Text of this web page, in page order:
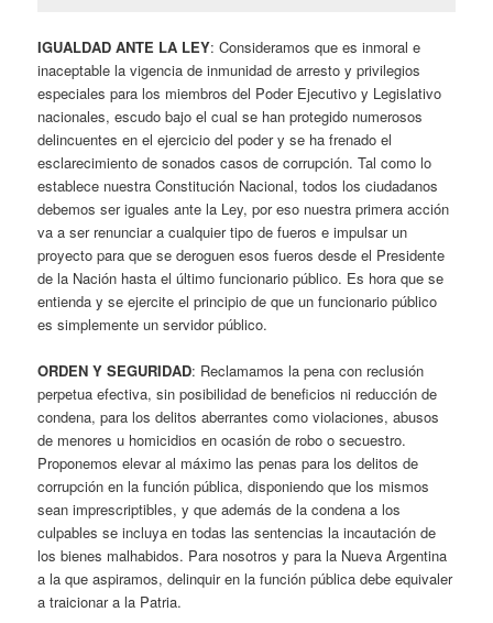
IGUALDAD ANTE LA LEY: Consideramos que es inmoral e
inaceptable la vigencia de inmunidad de arresto y privilegios
especiales para los miembros del Poder Ejecutivo y Legislativo
nacionales, escudo bajo el cual se han protegido numerosos
delincuentes en el ejercicio del poder y se ha frenado el
esclarecimiento de sonados casos de corrupción. Tal como lo
establece nuestra Constitución Nacional, todos los ciudadanos
debemos ser iguales ante la Ley, por eso nuestra primera acción
va a ser renunciar a cualquier tipo de fueros e impulsar un
proyecto para que se deroguen esos fueros desde el Presidente
de la Nación hasta el último funcionario público. Es hora que se
entienda y se ejercite el principio de que un funcionario público
es simplemente un servidor público.
ORDEN Y SEGURIDAD: Reclamamos la pena con reclusión
perpetua efectiva, sin posibilidad de beneficios ni reducción de
condena, para los delitos aberrantes como violaciones, abusos
de menores u homicidios en ocasión de robo o secuestro.
Proponemos elevar al máximo las penas para los delitos de
corrupción en la función pública, disponiendo que los mismos
sean imprescriptibles, y que además de la condena a los
culpables se incluya en todas las sentencias la incautación de
los bienes malhabidos. Para nosotros y para la Nueva Argentina
a la que aspiramos, delinquir en la función pública debe equivaler
a traicionar a la Patria.